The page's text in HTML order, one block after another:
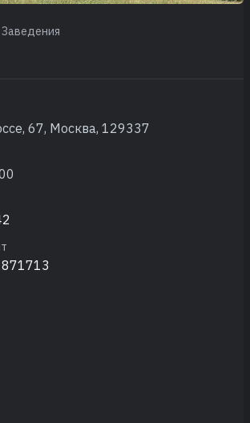
Заведения
67, Москва, 129337